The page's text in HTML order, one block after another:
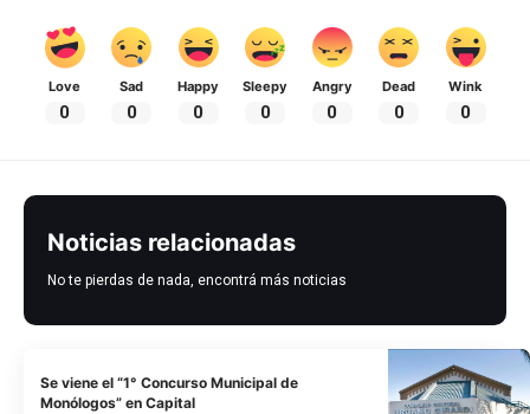
Love
0
Sad
0
Happy
0
Sleepy
0
Angry
0
Dead
0
Wink
0
Noticias relacionadas
No te pierdas de nada, encontrá más noticias
Se viene el “1° Concurso Municipal de
Monólogos” en Capital